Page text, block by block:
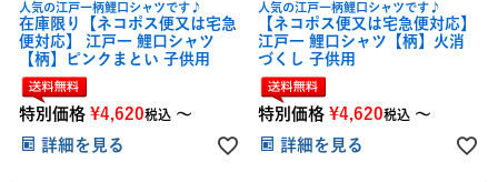
人気の江戸一柄鯉口シャツです♪
在庫限り【ネコポス便又は宅急
便対応】 江戸一 鯉口シャツ
【柄】ピンクまとい 子供用
特別価格 ¥4,620税込 〜
詳細を見る
人気の江戸一柄鯉口シャツです♪
【ネコポス便又は宅急便対応】
江戸一 鯉口シャツ【柄】火消
づくし 子供用
特別価格 ¥4,620税込 〜
詳細を見る